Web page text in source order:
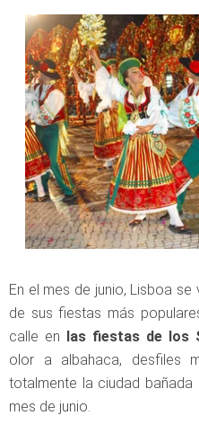
En el mes de junio, Lisboa
de sus fiestas más
calle en
las fiestas de los
olor a albahaca, desfiles
totalmente la ciudad
mes de junio.